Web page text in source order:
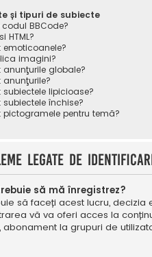
și tipuri de subiecte
codul BBCode?
HTML?
emoticoanele?
imagini?
anunţurile globale?
anunţurile?
subiectele lipicioase?
subiectele închise?
pictogramele pentru temă?
legate de
să mă înregistrez?
să faceți acest lucru, decizia
vă va oferi acces la
abonament la grupuri de